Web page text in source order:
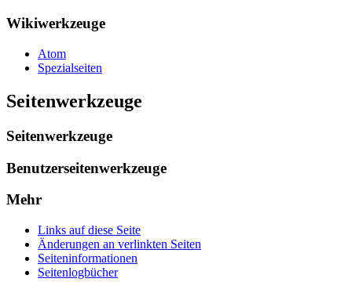
Wikiwerkzeuge
Atom
Spezialseiten
Seitenwerkzeuge
Seitenwerkzeuge
Benutzerseitenwerkzeuge
Mehr
Links auf diese Seite
Änderungen an verlinkten Seiten
Seiten­­informationen
Seitenlogbücher